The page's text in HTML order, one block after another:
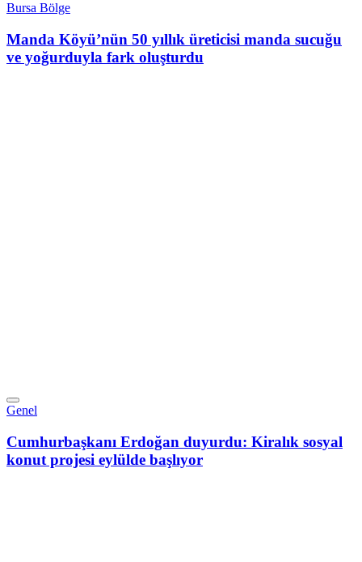
Bursa Bölge
Manda Köyü’nün 50 yıllık üreticisi manda sucuğu
ve yoğurduyla fark oluşturdu
Genel
Cumhurbaşkanı Erdoğan duyurdu: Kiralık sosyal
konut projesi eylülde başlıyor